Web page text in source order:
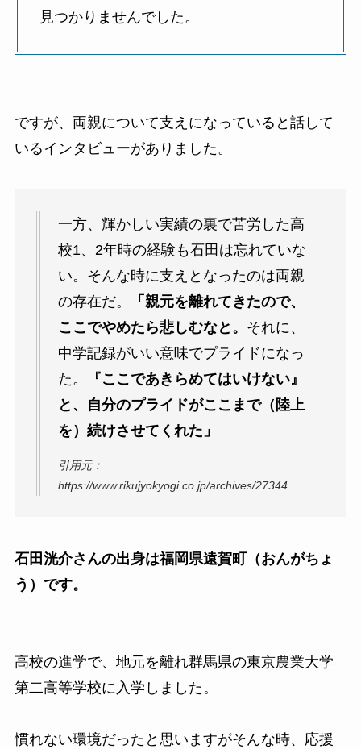
見つかりませんでした。
ですが、両親について支えになっていると話して
いるインタビューがありました。
一方、輝かしい実績の裏で苦労した高
校1、2年時の経験も石田は忘れていな
い。そんな時に支えとなったのは両親
の存在だ。
「親元を離れてきたので、
ここでやめたら悲しむなと。 それに、
中学記録がいい意味でプライドになっ
た。
『ここであきらめてはいけない』
と、自分のプライドがここまで（陸上
を）続けさせてくれた」
引用元：
https://www.rikujyokyogi.co.jp/archives/27344
石田洸介さんの出身は福岡県遠賀町（おんがちょ
う）です。
高校の進学で、地元を離れ群馬県の東京農業大学
第二高等学校に入学しました。
慣れない環境だったと思いますがそんな時、応援